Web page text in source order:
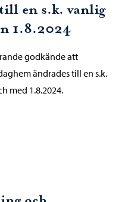
en s.k. vanlig
1.8.2024
godkände att
ändrades till en s.k.
med 1.8.2024.